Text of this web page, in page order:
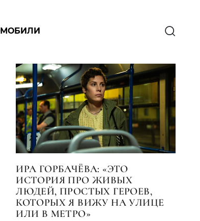
ИРА ГОРБАЧЁВА: «ЭТО
ИСТОРИЯ ПРО ЖИВЫХ
ЛЮДЕЙ, ПРОСТЫХ ГЕРОЕВ,
КОТОРЫХ Я ВИЖУ НА УЛИЦЕ
ИЛИ В МЕТРО»